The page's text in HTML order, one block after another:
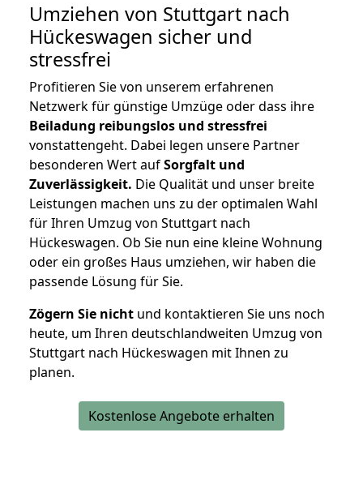
Umziehen von Stuttgart nach
Hückeswagen sicher und
stressfrei
Profitieren Sie von unserem erfahrenen
Netzwerk für günstige Umzüge oder dass ihre
Beiladung reibungslos und stressfrei
vonstattengeht. Dabei legen unsere Partner
besonderen Wert aufSorgfalt und
Zuverlässigkeit. Die Qualität und unser breite
Leistungen machen uns zu der optimalen Wahl
für Ihren Umzug von Stuttgart nach
Hückeswagen. Ob Sie nun eine kleine Wohnung
oder ein großes Haus umziehen, wir haben die
passende Lösung für Sie.
Zögern Sie nicht und kontaktieren Sie uns noch
heute, um Ihren deutschlandweiten Umzug von
Stuttgart nach Hückeswagen mit Ihnen zu
planen.
Kostenlose Angebote erhalten